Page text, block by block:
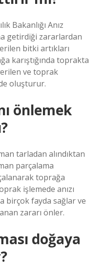
Bakanlığı Anız
getirdiği zararlardan
bitki artıkları
karıştığında toprakta
ve toprak
oluşturur.
önlemek
tarladan alındıktan
parçalama
toprağa
işlemede anızı
birçok fayda sağlar ve
zararı önler.
doğaya